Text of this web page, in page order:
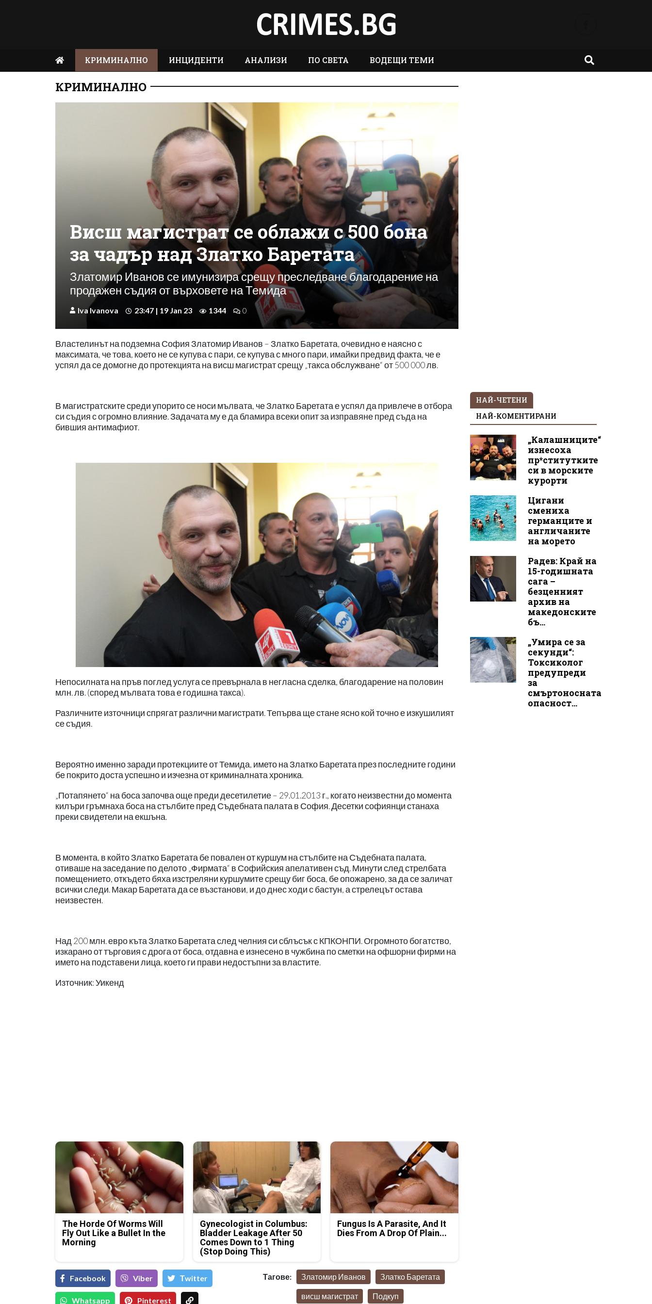
КРИМИНАЛНО ИНЦИДЕНТИ АНАЛИЗИ ПО СВЕТА ВОДЕЩИ ТЕМИ
КРИМИНАЛНО
Висш магистрат се облажи с 500 бона
за чадър над Златко Баретата
Златомир Иванов се имунизира срещу преследване благодарение на
продажен съдия от върховете на Темида
Iva Ivanova 23:47 | 19 Jan 23 1344 0
Властелинът на подземна София Златомир Иванов – Златко Баретата, очевидно е наясно с
максимата, че това, което не се купува с пари, се купува с много пари, имайки предвид факта, че е
успял да се домогне до протекцията на висш магистрат срещу „такса обслужване“ от 500 000 лв.
В магистратските среди упорито се носи мълвата, че Златко Баретата е успял да привлече в отбора
си съдия с огромно влияние. Задачата му е да бламира всеки опит за изправяне пред съда на
бившия антимафиот.
Непосилната на пръв поглед услуга се превърнала в негласна сделка, благодарение на половин
млн. лв. (според мълвата това е годишна такса).
Различните източници спрягат различни магистрати. Тепърва ще стане ясно кой точно е изкушилият
се съдия.
Вероятно именно заради протекциите от Темида, името на Златко Баретата през последните години
бе покрито доста успешно и изчезна от криминалната хроника.
„Потапянето“ на боса започва още преди десетилетие – 29.01.2013 г., когато неизвестни до момента
килъри гръмнаха боса на стълбите пред Съдебната палата в София. Десетки софиянци станаха
преки свидетели на екшъна.
В момента, в който Златко Баретата бе повален от куршум на стълбите на Съдебната палата,
отиваше на заседание по делото „Фирмата“ в Софийския апелативен съд. Минути след стрелбата
помещението, откъдето бяха изстреляни куршумите срещу биг боса, бе опожарено, за да се заличат
всички следи. Макар Баретата да се възстанови, и до днес ходи с бастун, а стрелецът остава
неизвестен.
Над 200 млн. евро къта Златко Баретата след челния си сблъсък с КПКОНПИ. Огромното богатство,
изкарано от търговия с дрога от боса, отдавна е изнесено в чужбина по сметки на офшорни фирми на
името на подставени лица, което ги прави недостъпни за властите.
Източник: Уикенд
The Horde Of Worms Will
Fly Out Like a Bullet In the
Morning
Gynecologist in Columbus:
Bladder Leakage After 50
Comes Down to 1 Thing
(Stop Doing This)
Fungus Is A Parasite, And It
Dies From A Drop Of Plain...
Facebook Viber Тwitter
Whatsapp Pinterest
Тагове: Златомир Иванов Златко Баретата
висш магистрат Подкуп
НАЙ-ЧЕТЕНИ
НАЙ-КОМЕНТИРАНИ
„Калашниците“
изнесоха
пр*ститутките
си в морските
курорти
Цигани
смениха
германците и
англичаните
на морето
Радев: Край на
15-годишната
сага –
безценният
архив на
македонските
бъ...
„Умира се за
секунди“:
Токсиколог
предупреди
за
смъртоносната
опасност...